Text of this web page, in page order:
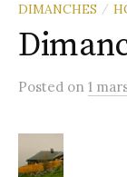
DIMANCHES /
Posted on 1